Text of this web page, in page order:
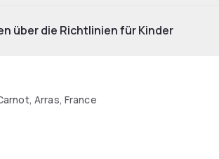
über die Richtlinien für Kinder
Arras, France